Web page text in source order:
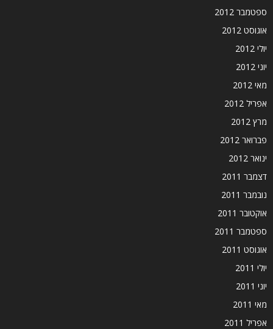
ספטמבר 2012
אוגוסט 2012
יולי 2012
יוני 2012
מאי 2012
אפריל 2012
מרץ 2012
פברואר 2012
ינואר 2012
דצמבר 2011
נובמבר 2011
אוקטובר 2011
ספטמבר 2011
אוגוסט 2011
יולי 2011
יוני 2011
מאי 2011
אפריל 2011